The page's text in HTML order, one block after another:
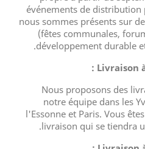
événements de distribution
nous sommes présents sur
(fêtes communales,
développement durable
Livraison
Nous proposons des
notre équipe dans les
l'Essonne et Paris. Vous
livraison qui se tiendra